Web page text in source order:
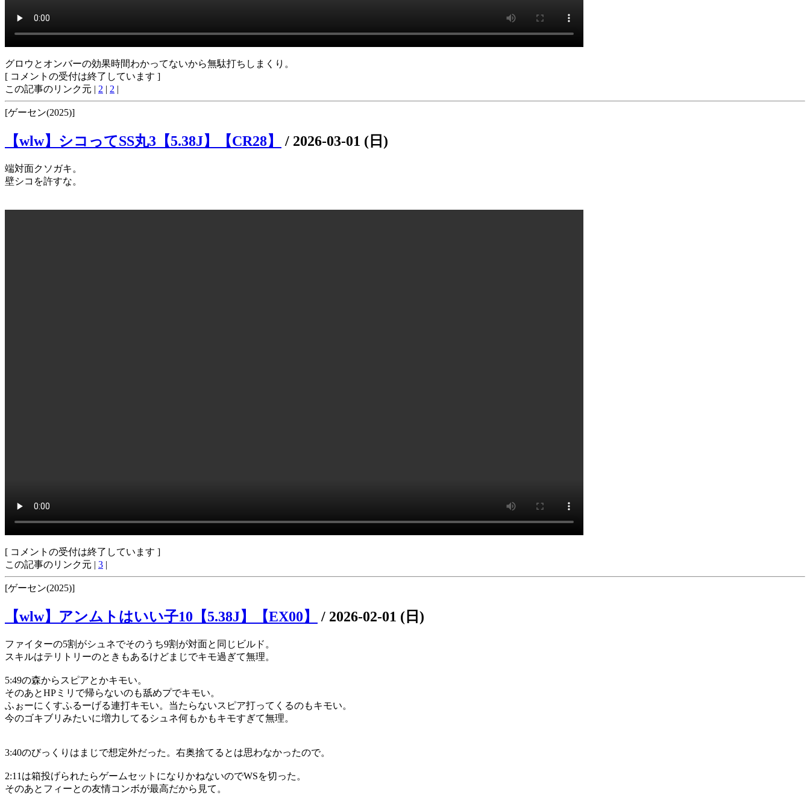
グロウとオンバーの効果時間わかってないから無駄打ちしまくり。
[ コメントの受付は終了しています ]
この記事のリンク元 | 2 | 2 |
[ゲーセン(2025)]
【wlw】シコってSS丸3【5.38J】【CR28】 / 2026-03-01 (日)
端対面クソガキ。
壁シコを許すな。
[ コメントの受付は終了しています ]
この記事のリンク元 | 3 |
[ゲーセン(2025)]
【wlw】アンムトはいい子10【5.38J】【EX00】 / 2026-02-01 (日)
ファイターの5割がシュネでそのうち9割が対面と同じビルド。
スキルはテリトリーのときもあるけどまじでキモ過ぎて無理。
5:49の森からスピアとかキモい。
そのあとHPミリで帰らないのも舐めプでキモい。
ふぉーにくすふるーげる連打キモい。当たらないスピア打ってくるのもキモい。
今のゴキブリみたいに増力してるシュネ何もかもキモすぎて無理。
3:40のびっくりはまじで想定外だった。右奥捨てるとは思わなかったので。
2:11は箱投げられたらゲームセットになりかねないのでWSを切った。
そのあとフィーとの友情コンボが最高だから見て。